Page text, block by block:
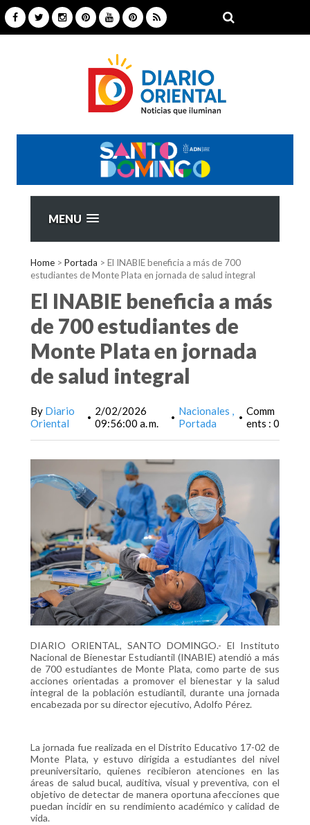
MENU
Home > Portada > El INABIE beneficia a más de 700
estudiantes de Monte Plata en jornada de salud integral
El INABIE beneficia a más
de 700 estudiantes de
Monte Plata en jornada
de salud integral
By Diario
Oriental
• 2/02/2026
09:56:00 a. m.
• Nacionales
Portada
• Comm
ents : 0
DIARIO ORIENTAL, SANTO DOMINGO.- El Instituto
Nacional de Bienestar Estudiantil (INABIE) atendió a más
de 700 estudiantes de Monte Plata, como parte de sus
acciones orientadas a promover el bienestar y la salud
integral de la población estudiantil, durante una jornada
encabezada por su director ejecutivo, Adolfo Pérez.
La jornada fue realizada en el Distrito Educativo 17-02 de
Monte Plata, y estuvo dirigida a estudiantes del nivel
preuniversitario, quienes recibieron atenciones en las
áreas de salud bucal, auditiva, visual y preventiva, con el
objetivo de detectar de manera oportuna afecciones que
puedan incidir en su rendimiento académico y calidad de
vida.